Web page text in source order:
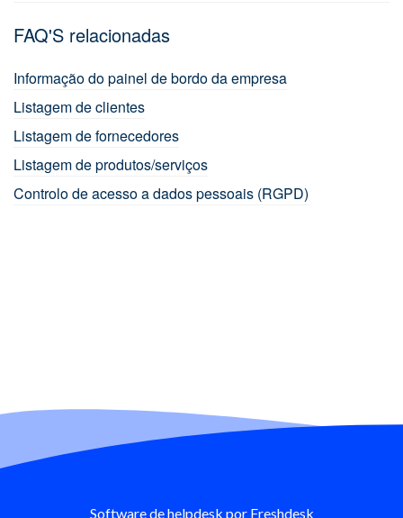
FAQ'S relacionadas
Informação do painel de bordo da empresa
Listagem de clientes
Listagem de fornecedores
Listagem de produtos/serviços
Controlo de acesso a dados pessoais (RGPD)
Software de helpdesk por Freshdesk